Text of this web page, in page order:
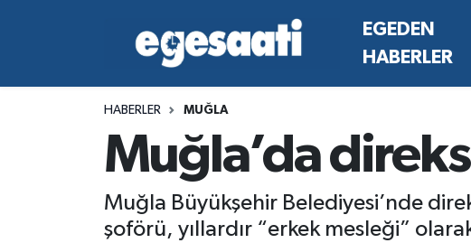
EGEDEN
HABERLER
HABERLER MUĞLA
Muğla’da
Muğla Büyükşehir Belediyesi’nde
şoförü, yıllardır “erkek mesleği”
Yazarlar
MAGAZİN
EGEDEN HABERLER
SİYASET
Trafik Durumu
Süper Lig Puan Durumu ve Fikstür
Tüm Manşetler